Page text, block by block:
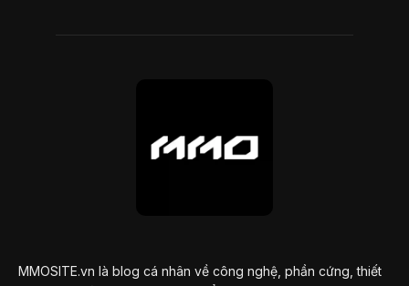
MMOSITE.vn là blog cá nhân về công nghệ, phần cứng, thiết